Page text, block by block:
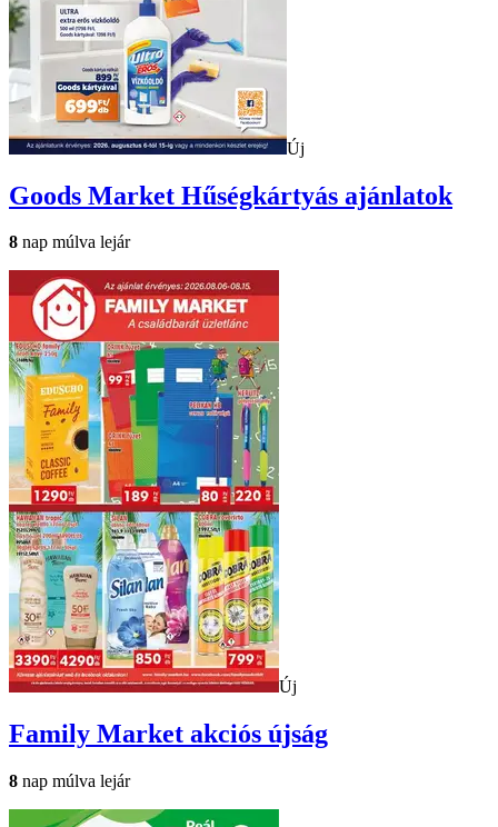
Új
Goods Market Hűségkártyás ajánlatok
8 nap múlva lejár
Új
Family Market akciós újság
8 nap múlva lejár